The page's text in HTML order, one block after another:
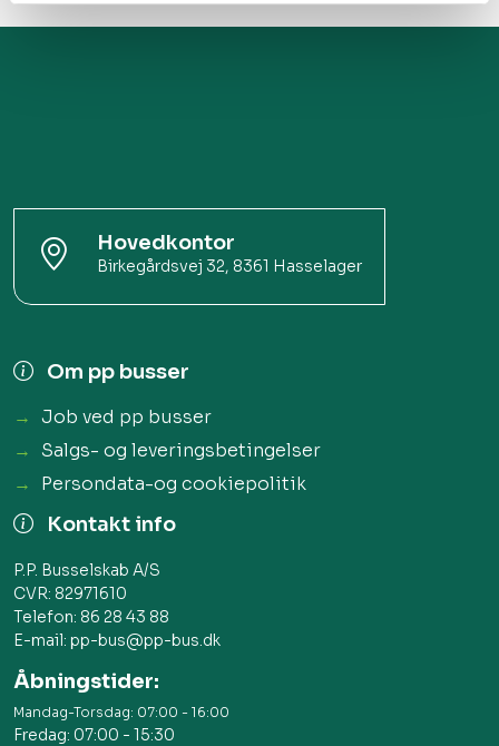
Hovedkontor
Birkegårdsvej 32, 8361 Hasselager​
Om pp busser
Job ved pp busser
Salgs- og leveringsbetingelser
Persondata-og cookiepolitik
Kontakt info
P.P. Busselskab A/S
CVR: 82971610​
Telefon: 86 28 43 88
E-mail: pp-bus@pp-bus.dk
Åbningstider:
Mandag-Torsdag: 07:00 - 16:00
Fredag: 07:00 - 15:30